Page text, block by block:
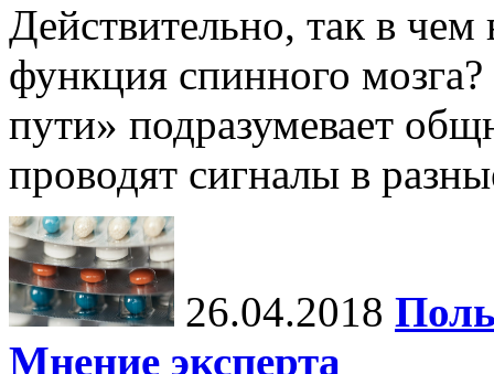
Действительно, так в
функция спинного
пути» подразумевает
проводят сигналы в
26.04.2018
Мнение эксперта